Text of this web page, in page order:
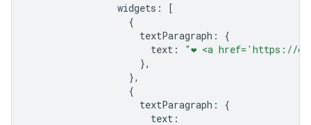
widgets :
[
{
textParagraph :
{
text :
"❤️ <a href='https://
},
},
{
textParagraph :
{
text :